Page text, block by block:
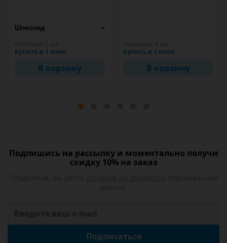
Купить в 1 клик
В корзину
Купить в 1 клик
В корзину
Подпишись на рассылку и моментально получи
скидку 10% на заказ
Подписаться